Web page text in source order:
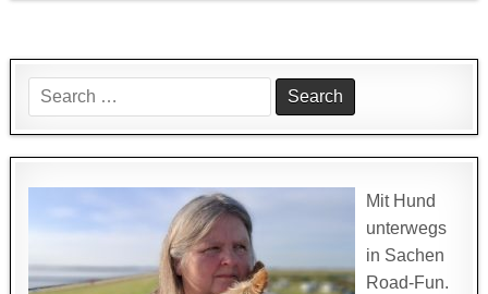
Search
for:
Mit Hund
unterwegs
in Sachen
Road-Fun.